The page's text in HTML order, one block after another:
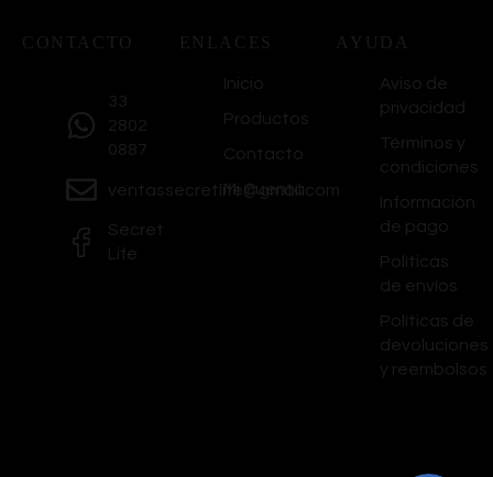
CONTACTO
33
2802
0887
ventassecretlife@gmail.com
Secret
Life
ENLACES
Inicio
Productos
Contacto
Mi Cuenta
AYUDA
Aviso de
privacidad
Términos y
condiciones
Información
de pago
Políticas
de envíos
Políticas de
devoluciones
y reembolsos